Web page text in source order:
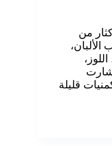
من
قليلة